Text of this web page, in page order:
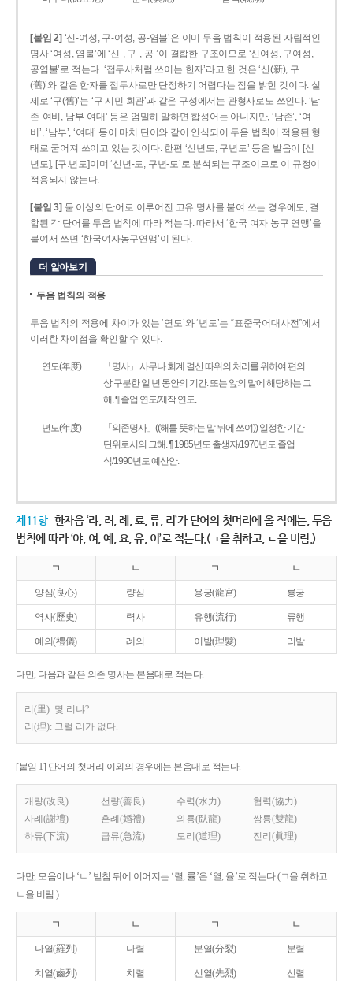
[붙임 2] ‘신-여성, 구-여성, 공-염불’은 이미 두음 법칙이 적용된 자립적인
명사 ‘여성, 염불’에 ‘신-, 구-, 공-’이 결합한 구조이므로 ‘신여성, 구여성,
공염불’로 적는다. ‘접두사처럼 쓰이는 한자’라고 한 것은 ‘신(新), 구
(舊)’와 같은 한자를 접두사로만 단정하기 어렵다는 점을 밝힌 것이다. 실
제로 ‘구(舊)’는 ‘구 시민 회관’과 같은 구성에서는 관형사로도 쓰인다. ‘남
존­-여비, 남부-­여대’ 등은 엄밀히 말하면 합성어는 아니지만, ‘남존’, ‘여
비’, ‘남부’, ‘여대’ 등이 마치 단어와 같이 인식되어 두음 법칙이 적용된 형
태로 굳어져 쓰이고 있는 것이다. 한편 ‘신년도, 구년도’ 등은 발음이 [신
년도], [구ː년도]이며 ‘신년­-도, 구년-­도’로 분석되는 구조이므로 이 규정이
적용되지 않는다.
[붙임 3] 둘 이상의 단어로 이루어진 고유 명사를 붙여 쓰는 경우에도, 결
합된 각 단어를 두음 법칙에 따라 적는다. 따라서 ‘한국 여자 농구 연맹’을
붙여서 쓰면 ‘한국여자농구연맹’이 된다.
더 알아보기
두음 법칙의 적용
두음 법칙의 적용에 차이가 있는 ‘연도’와 ‘년도’는 “표준국어대사전”에서
이러한 차이점을 확인할 수 있다.
연도(年度)
「명사」 사무나 회계 결산 따위의 처리를 위하여 편의
상 구분한 일 년 동안의 기간. 또는 앞의 말에 해당하는 그
해. ¶ 졸업 연도/제작 연도.
년도(年度)
「의존명사」((해를 뜻하는 말 뒤에 쓰여)) 일정한 기간
단위로서의 그해. ¶ 1985년도 출생자/1970년도 졸업
식/1990년도 예산안.
제11항 한자음 ‘랴, 려, 례, 료, 류, 리’가 단어의 첫머리에 올 적에는, 두음
법칙에 따라 ‘야, 여, 예, 요, 유, 이’로 적는다.(ㄱ을 취하고, ㄴ을 버림.)
ㄱ ㄴ ㄱ ㄴ
양심(良心) 량심 용궁(龍宮) 룡궁
역사(歷史) 력사 유행(流行) 류행
예의(禮儀) 례의 이발(理髮) 리발
다만, 다음과 같은 의존 명사는 본음대로 적는다.
리(里): 몇 리냐?
리(理): 그럴 리가 없다.
[붙임 1] 단어의 첫머리 이외의 경우에는 본음대로 적는다.
개량(改良) 선량(善良) 수력(水力)
협력(協力)
사례(謝禮)
혼례(婚禮) 와룡(臥龍)
쌍룡(雙龍)
하류(下流)
급류(急流) 도리(道理) 진리(眞理)
다만, 모음이나 ‘ㄴ’ 받침 뒤에 이어지는 ‘렬, 률’은 ‘열, 율’로 적는다.(ㄱ을 취하고
ㄴ을 버림.)
ㄱ ㄴ ㄱ ㄴ
나열(羅列) 나렬 분열(分裂) 분렬
치열(齒列) 치렬 선열(先烈) 선렬